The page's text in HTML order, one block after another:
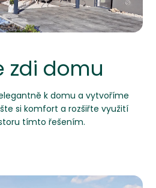
zdi domu
k domu a vytvoříme
si komfort a rozšiřte využití
tímto řešením.